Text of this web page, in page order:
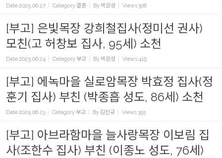
Date2025.06.27 Category결혼 By 박은성 Views308
[부고] 은빛목장 강희철집사(정미선 권사)
모친(고 허창보 집사, 95세) 소천
Date2025.06.24 Category 부고 By 박은성 Views419
[부고] 에녹마을 실로암목장 박효정 집사(정
훈기 집사) 부친 (박종흡 성도, 86세) 소천
Date2025.06.23 Category 부고 By 김진규 Views393
[부고] 아브라함마을 늘사랑목장 이보림 집
사(조한수 집사) 부친 (이종노 성도, 76세)